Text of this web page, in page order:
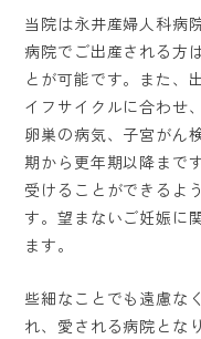
当院は永井産婦人科病
病院でご出産される方
とが可能です。また、
イフサイクルに合わせ
卵巣の病気、子宮がん
期から更年期以降まで
受けることができるよ
す。望まないご妊娠に
ます。
些細なことでも遠慮な
れ、愛される病院とな